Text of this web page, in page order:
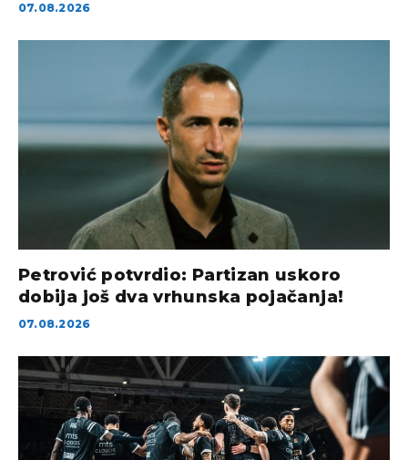
07.08.2026
Petrović potvrdio: Partizan uskoro
dobija još dva vrhunska pojačanja!
07.08.2026